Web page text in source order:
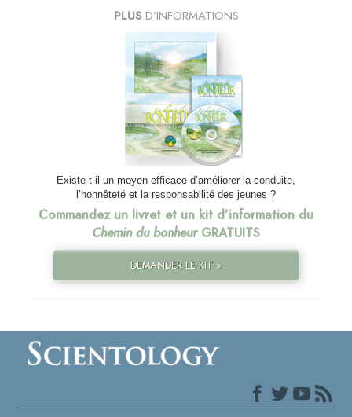
PLUS D’INFORMATIONS
Existe-t-il un moyen efficace d’améliorer la conduite,
l’honnêteté et la responsabilité des jeunes ?
Commandez un livret et un kit d’information du
Chemin du bonheurGRATUITS
DEMANDER LE KIT »